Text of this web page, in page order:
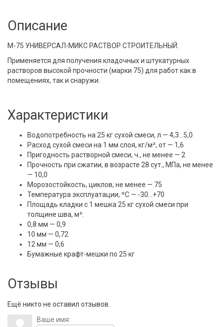
Описание
М-75 УНИВЕРСАЛ-МИКС РАСТВОР СТРОИТЕЛЬНЫЙ.
Применяется для получения кладочных и штукатурных
растворов высокой прочности (марки 75) для работ как в
помещениях, так и снаружи.
Характеристики
Водопотребность на 25 кг сухой смеси, л — 4,3…5,0
Расход сухой смеси на 1 мм слоя, кг/м², от — 1,6
Пригодность растворной смеси, ч., не менее — 2
Прочность при сжатии, в возрасте 28 сут., МПа, не менее
— 10,0
Морозостойкость, циклов, не менее — 75
Температура эксплуатации, ºС — -30…+70
Площадь кладки с 1 мешка 25 кг сухой смеси при
толщине шва, м²:
0,8 мм — 0,9
10 мм — 0,72
12 мм — 0,6
Бумажные крафт-мешки по 25 кг
Отзывы
Ещё никто не оставил отзывов.
Ваше имя: